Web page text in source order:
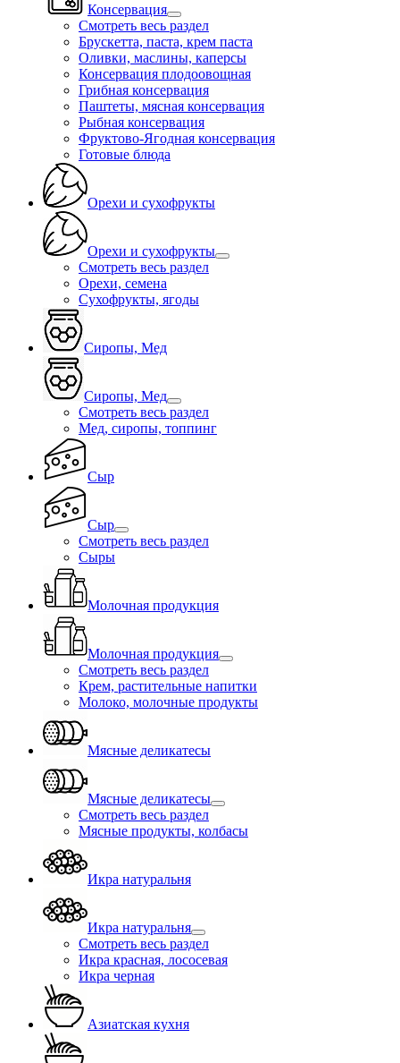
Консервация
Смотреть весь раздел
Брускетта, паста, крем паста
Оливки, маслины, каперсы
Консервация плодоовощная
Грибная консервация
Паштеты, мясная консервация
Рыбная консервация
Фруктово-Ягодная консервация
Готовые блюда
Орехи и сухофрукты
Орехи и сухофрукты
Смотреть весь раздел
Орехи, семена
Сухофрукты, ягоды
Сиропы, Мед
Сиропы, Мед
Смотреть весь раздел
Мед, сиропы, топпинг
Сыр
Сыр
Смотреть весь раздел
Сыры
Молочная продукция
Молочная продукция
Смотреть весь раздел
Крем, растительные напитки
Молоко, молочные продукты
Мясные деликатесы
Мясные деликатесы
Смотреть весь раздел
Мясные продукты, колбасы
Икра натуральня
Икра натуральня
Смотреть весь раздел
Икра красная, лососевая
Икра черная
Азиатская кухня